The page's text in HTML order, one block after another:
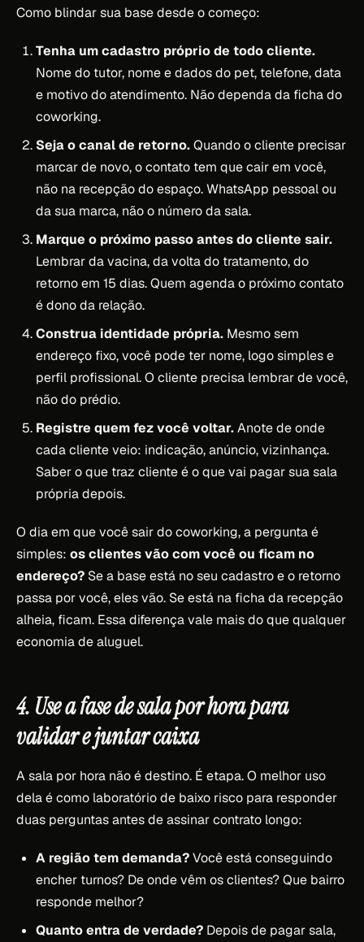
Como blindar sua base desde o começo:
Tenha um cadastro próprio de todo cliente.
Nome do tutor, nome e dados do pet, telefone, data
e motivo do atendimento. Não dependa da ficha do
coworking.
Seja o canal de retorno.Quando o cliente precisar
marcar de novo, o contato tem que cair em você,
não na recepção do espaço. WhatsApp pessoal ou
da sua marca, não o número da sala.
Marque o próximo passo antes do cliente sair.
Lembrar da vacina, da volta do tratamento, do
retorno em 15 dias. Quem agenda o próximo contato
é dono da relação.
Construa identidade própria. Mesmo sem
endereço fixo, você pode ter nome, logo simples e
perfil profissional. O cliente precisa lembrar de você,
não do prédio.
Registre quem fez você voltar.Anote de onde
cada cliente veio: indicação, anúncio, vizinhança.
Saber o que traz cliente é o que vai pagar sua sala
própria depois.
O dia em que você sair do coworking, a pergunta é
simples: os clientes vão com você ou ficam no
endereço? Se a base está no seu cadastro e o retorno
passa por você, eles vão. Se está na ficha da recepção
alheia, ficam. Essa diferença vale mais do que qualquer
economia de aluguel.
4. Use a fase de sala por hora para
validar e juntar caixa
A sala por hora não é destino. É etapa. O melhor uso
dela é como laboratório de baixo risco para responder
duas perguntas antes de assinar contrato longo:
A região tem demanda?Você está conseguindo
encher turnos? De onde vêm os clientes? Que bairro
responde melhor?
Quanto entra de verdade? Depois de pagar sala,